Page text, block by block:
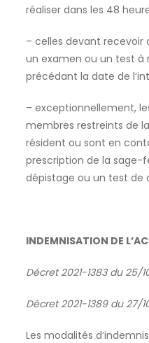
réaliser dans les 48
– celles devant recevoir
un examen ou un test à
précédant la date de
– exceptionnellement,
membres restreints de
résident ou sont en
prescription de la sage-
dépistage ou un test de
INDEMNISATION DE
Décret 2021-1383 du 25/
Décret 2021-1389 du 27/
Les modalités